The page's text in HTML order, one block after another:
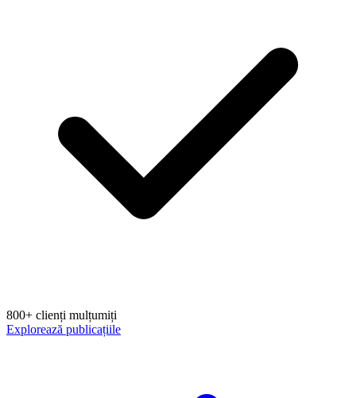
800+ clienți mulțumiți
Explorează publicațiile